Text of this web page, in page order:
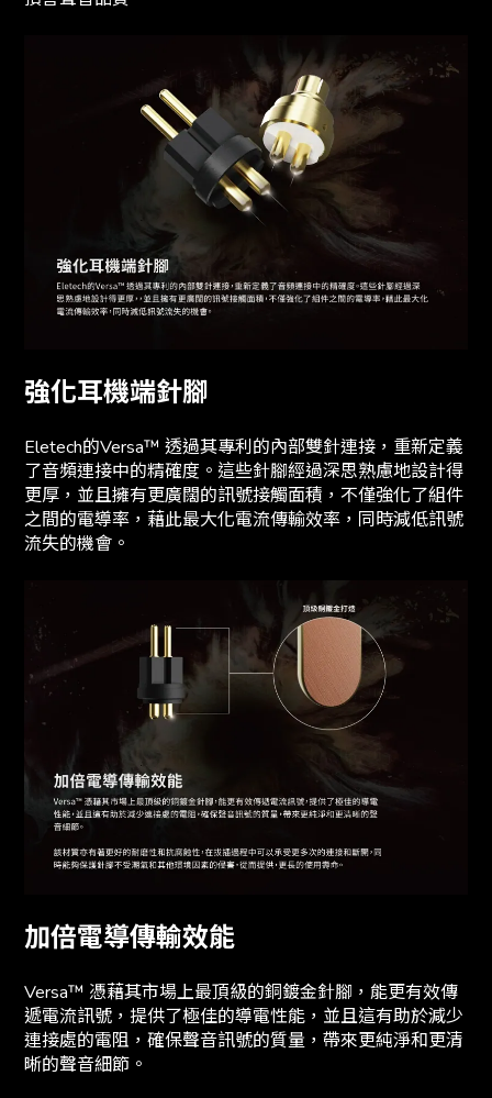
強化耳機端針腳
Eletech的Versa™ 透過其專利的內部雙針連接，重新定義
了音頻連接中的精確度。這些針腳經過深思熟慮地設計得
更厚，並且擁有更廣闊的訊號接觸面積，不僅強化了組件
之間的電導率，藉此最大化電流傳輸效率，同時減低訊號
流失的機會。
加倍電導傳輸效能
Versa™ 憑藉其市場上最頂級的銅鍍金針腳，能更有效傳
遞電流訊號，提供了極佳的導電性能，並且這有助於減少
連接處的電阻，確保聲音訊號的質量，帶來更純淨和更清
晰的聲音細節。